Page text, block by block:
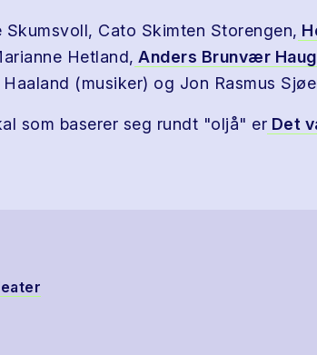
Skumsvoll, Cato Skimten Storengen,
Hetland, Anders Brunvær
(musiker) og Jon Rasmus
som baserer seg rundt "oljå" er Det